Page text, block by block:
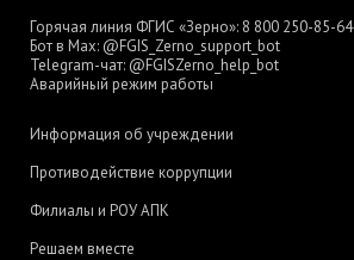
Горячая линия ФГИС «Зерно»: 8 800 250-85-64
Бот в Max: @FGIS_Zerno_support_bot
Telegram-чат: @FGISZerno_help_bot
Аварийный режим работы
Информация об учреждении
Противодействие коррупции
Филиалы и РОУ АПК
Решаем вместе